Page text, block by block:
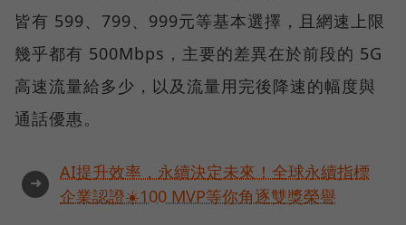
皆有 599、799、999元等基本選擇，且網速上限
幾乎都有 500Mbps，主要的差異在於前段的 5G
高速流量給多少，以及流量用完後降速的幅度與
通話優惠。
➜
AI提升效率，永續決定未來！全球永續指標
企業認證☀️100 MVP等你角逐雙獎榮譽